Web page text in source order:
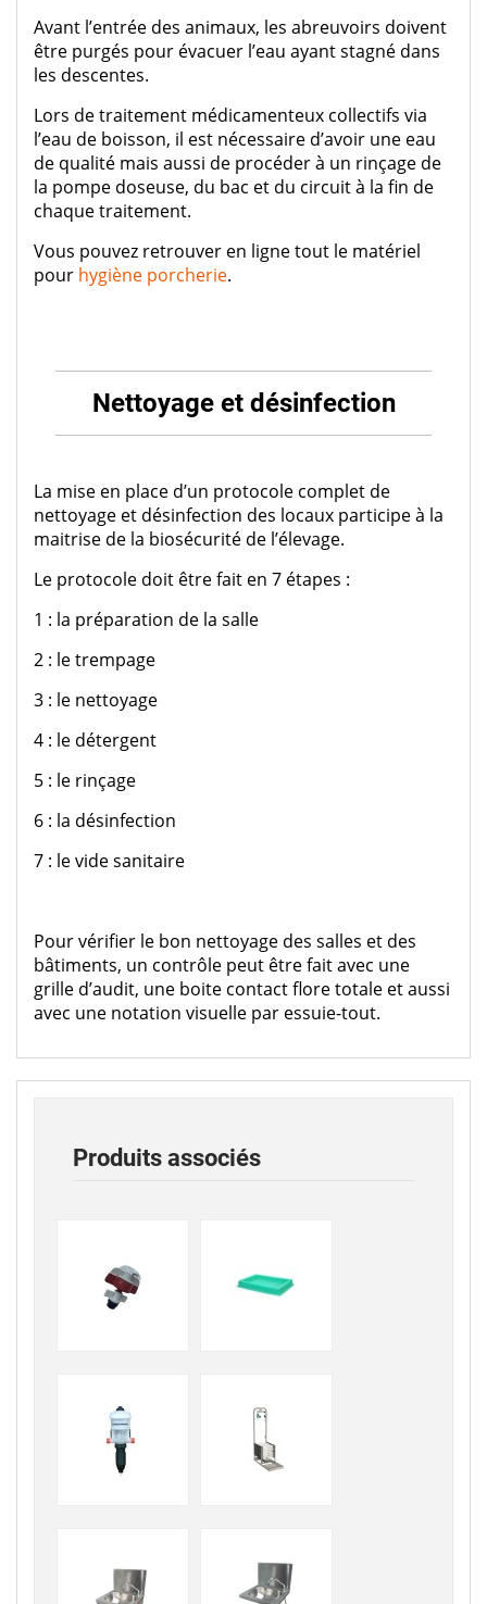
Avant l’entrée des animaux, les abreuvoirs doivent
être purgés pour évacuer l’eau ayant stagné dans
les descentes.
Lors de traitement médicamenteux collectifs via
l’eau de boisson, il est nécessaire d’avoir une eau
de qualité mais aussi de procéder à un rinçage de
la pompe doseuse, du bac et du circuit à la fin de
chaque traitement.
Vous pouvez retrouver en ligne tout le matériel
pour hygiène porcherie.
Nettoyage et désinfection
La mise en place d’un protocole complet de
nettoyage et désinfection des locaux participe à la
maitrise de la biosécurité de l’élevage.
Le protocole doit être fait en 7 étapes :
1 : la préparation de la salle
2 : le trempage
3 : le nettoyage
4 : le détergent
5 : le rinçage
6 : la désinfection
7 : le vide sanitaire
Pour vérifier le bon nettoyage des salles et des
bâtiments, un contrôle peut être fait avec une
grille d’audit, une boite contact flore totale et aussi
avec une notation visuelle par essuie-tout.
Produits associés